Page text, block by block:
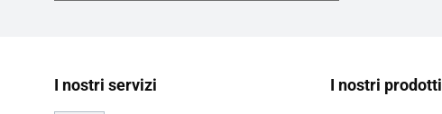
I nostri servizi I nostri prodotti